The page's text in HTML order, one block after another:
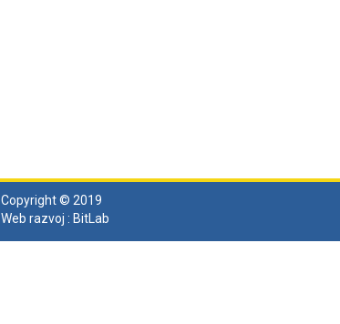
Copyright © 2019
Web razvoj : BitLab